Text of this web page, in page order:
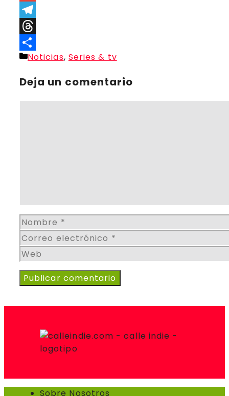
Link
Gmail
Telegram
Threads
Compartir
Categorías
Noticias, Series & tv
Deja un comentario
Nombre
Correo
electrónico
Web
Sobre Nosotros